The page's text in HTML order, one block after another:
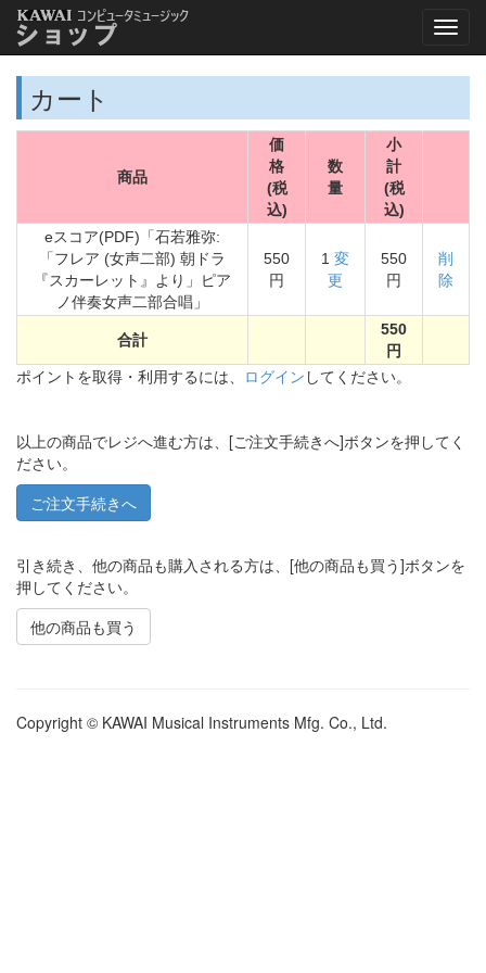
カート
商品
価
格
(税
込)
数
量
小
計
(税
込)
eスコア(PDF)「石若雅弥:
「フレア (女声二部) 朝ドラ
『スカーレット』より」ピア
ノ伴奏女声二部合唱」
550
円
1 変
更
550
円
削
除
合計
550
円
ポイントを取得・利用するには、 ログイン してください。
以上の商品でレジへ進む方は、[ご注文手続きへ]ボタンを押してく
ださい。
引き続き、他の商品も購入される方は、[他の商品も買う]ボタンを
押してください。
他の商品も買う
Copyright © KAWAI Musical Instruments Mfg. Co., Ltd.